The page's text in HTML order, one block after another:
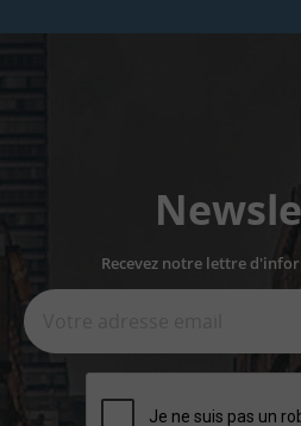
Recevez notre lettre